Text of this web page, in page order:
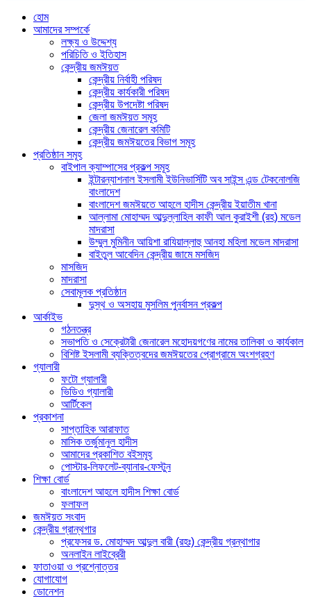
হোম
আমাদের সম্পর্কে
লক্ষ্য ও উদ্দেশ্য
পরিচিতি ও ইতিহাস
কেন্দ্রীয় জমঈয়ত
কেন্দ্রীয় নির্বাহী পরিষদ
কেন্দ্রীয় কার্যকারী পরিষদ
কেন্দ্রীয় উপদেষ্টা পরিষদ
জেলা জমঈয়ত সমূহ
কেন্দ্রীয় জেনারেল কমিটি
কেন্দ্রীয় জমঈয়তের বিভাগ সমূহ
প্রতিষ্ঠান সমূহ
বাইপাল ক্যাম্পাসের প্রকল্প সমূহ
ইন্টারন্যাশনাল ইসলামী ইউনিভার্সিটি অব সাইন্স এন্ড টেকনোলজি
বাংলাদেশ
বাংলাদেশ জমঈয়তে আহলে হাদীস কেন্দ্রীয় ইয়াতীম খানা
আল্লামা মোহাম্মদ আব্দুল্লাহিল কাফী আল কুরাইশী (রহ) মডেল
মাদরাসা
উম্মুল মুমিনীন আয়িশা রাযিয়াল্লাহু আনহা মহিলা মডেল মাদরাসা
বাইতুল আবেদিন কেন্দ্রীয় জামে মসজিদ
মাসজিদ
মাদরাসা
সেবামূলক প্রতিষ্ঠান
দুস্থ ও অসহায় মুসলিম পুনর্বাসন প্রকল্প
আর্কাইভ
গঠনতন্ত্র
সভাপতি ও সেক্রেটারী জেনারেল মহোদয়গণের নামের তালিকা ও কার্যকাল
বিশিষ্ট ইসলামী ব্যক্তিত্বদের জমঈয়তের প্রোগ্রামে অংশগ্রহণ
গ্যালারী
ফটো গ্যালারী
ভিডিও গ্যালারী
আর্টিকেল
প্রকাশনা
সাপ্তাহিক আরাফাত
মাসিক তর্জুমানুল হাদীস
আমাদের প্রকাশিত বইসমূহ
পোস্টার-লিফলেট-ব্যানার-ফেস্টুন
শিক্ষা বোর্ড
বাংলাদেশ আহলে হাদীস শিক্ষা বোর্ড
ফলাফল
জমঈয়ত সংবাদ
কেন্দ্রীয় গ্রান্থগার
প্রফেসর ড. মোহাম্মদ আব্দুল বারী (রহঃ) কেন্দ্রীয় গ্রন্থাগার
অনলাইন লাইব্রেরী
ফাতাওয়া ও প্রশ্নোত্তর
যোগাযোগ
ডোনেশন